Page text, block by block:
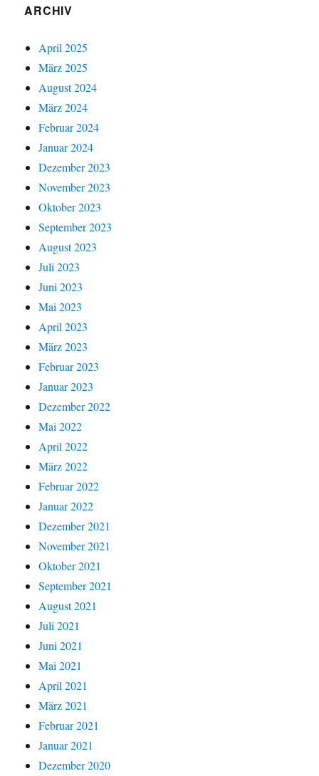
ARCHIV
April 2025
März 2025
August 2024
März 2024
Februar 2024
Januar 2024
Dezember 2023
November 2023
Oktober 2023
September 2023
August 2023
Juli 2023
Juni 2023
Mai 2023
April 2023
März 2023
Februar 2023
Januar 2023
Dezember 2022
Mai 2022
April 2022
März 2022
Februar 2022
Januar 2022
Dezember 2021
November 2021
Oktober 2021
September 2021
August 2021
Juli 2021
Juni 2021
Mai 2021
April 2021
März 2021
Februar 2021
Januar 2021
Dezember 2020